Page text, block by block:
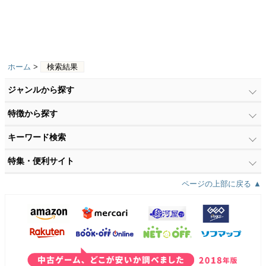
ホーム > 検索結果
ジャンルから探す
特徴から探す
キーワード検索
特集・便利サイト
ページの上部に戻る ▲